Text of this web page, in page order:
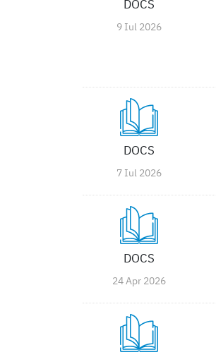
DOCS
9 Iul 2026
DOCS
7 Iul 2026
DOCS
24 Apr 2026